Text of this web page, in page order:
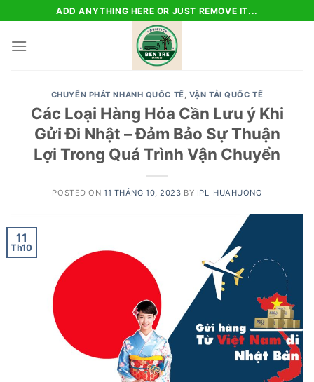
to
content
ADD ANYTHING HERE OR JUST REMOVE IT...
CHUYỂN PHÁT NHANH QUỐC TẾ, VẬN TẢI QUỐC TẾ
Các Loại Hàng Hóa Cần Lưu ý Khi
Gửi Đi Nhật – Đảm Bảo Sự Thuận
Lợi Trong Quá Trình Vận Chuyển
POSTED ON11 THÁNG 10, 2023 BY IPL_HUAHUONG
11
Th10